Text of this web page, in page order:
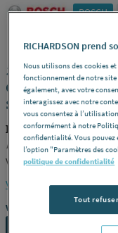
BOSCH
5700 IWT -
condensation
stratification
BOSCH 7716701551
ModèleGC5700iWT 24/
Ventouse -Référence
Voir la description
Vous avez un projet ?
RICHARDSON prend
Nous utilisons des cookies
fonctionnement de notre
également, avec votre
interagissez avec notre
vous consentez à
conformément à notre
confidentialité. Vous pouvez
l’option "Paramètres des
politique de confidentialité
Tout refuser